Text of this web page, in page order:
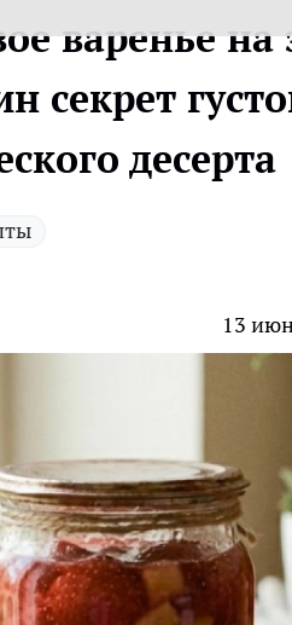
варенье на
секрет
десерта
13